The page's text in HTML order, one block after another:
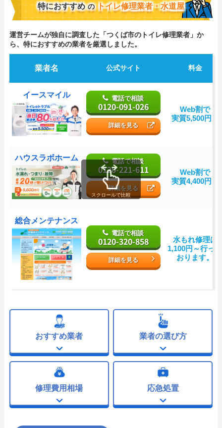
ン」のスペシャリスト。
特におすすめ の トイレ修理業者・水道屋
運営チームが独自に調査した「つくば市のトイレ修理業者」か
ら、特におすすめの業者を厳選しました。
業者名 公式サイト 料金
イースマイル 電話で相談
0120-091-026
詳細を見る
Web割で
実質5,500円～
ハウスラボホーム 電話で相談
0120-221-611
詳細を見る
Web割で
実質4,400円～
総合メンテナンス
電話で相談
0120-320-858
詳細を見る
水もれ修理は
1,100円～行っ
おります。
スクロールで比較
おすすめ業者 業者の選び方
修理費用相場 応急処置